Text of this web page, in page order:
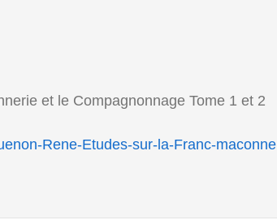
et le Compagnonnage Tome 1 et 2
Rene-Etudes-sur-la-Franc-maconne